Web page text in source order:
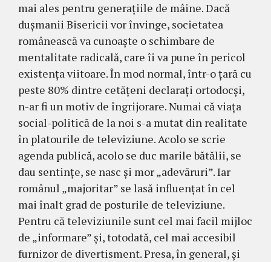
mai ales pentru generaţiile de mâine. Dacă
duşmanii Bisericii vor învinge, societatea
românească va cu­noaşte o schimbare de
mentalitate radicală, care îi va pune în pericol
existenţa viitoare. În mod normal, într-o ţară cu
peste 80% dintre cetăţeni declaraţi ortodocşi,
n-ar fi un motiv de îngrijorare. Numai că viaţa
social-politică de la noi s-a mutat din realitate
în platourile de tele­viziune. Acolo se scrie
agenda publică, acolo se duc marile bătălii, se
dau sentinţe, se nasc şi mor „adevăruri”. Iar
românul „majo­ri­tar” se lasă influenţat în cel
mai înalt grad de pos­turile de televiziune.
Pentru că televiziunile sunt cel mai facil mijloc
de „informare” şi, toto­dată, cel mai accesibil
furnizor de divertisment. Presa, în general, şi